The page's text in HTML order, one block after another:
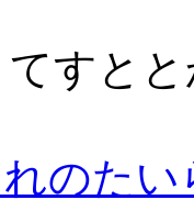
すと
のたい